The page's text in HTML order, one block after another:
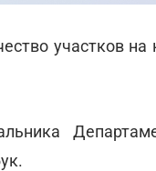
участков